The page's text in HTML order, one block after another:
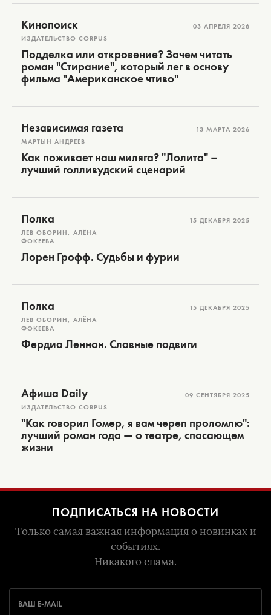
Кинопоиск
ИЗДАТЕЛЬСТВО CORPUS
03 АПРЕЛЯ 2026
Подделка или откровение? Зачем читать
роман "Стирание", который лег в основу
фильма "Американское чтиво"
Независимая газета
МАРТЫН АНДРЕЕВ
13 МАРТА 2026
Как поживает наш миляга? "Лолита" –
лучший голливудский сценарий
Полка
ЛЕВ ОБОРИН, АЛЁНА
ФОКЕЕВА
15 ДЕКАБРЯ 2025
Лорен Грофф. Судьбы и фурии
Полка
ЛЕВ ОБОРИН, АЛЁНА
ФОКЕЕВА
15 ДЕКАБРЯ 2025
Фердиа Леннон. Славные подвиги
Афиша Daily
ИЗДАТЕЛЬСТВО CORPUS
09 СЕНТЯБРЯ 2025
"Как говорил Гомер, я вам череп проломлю":
лучший роман года — о театре, спасающем
жизни
ПОДПИСАТЬСЯ НА НОВОСТИ
Только самая важная информация о новинках и
событиях.
Никакого спама.